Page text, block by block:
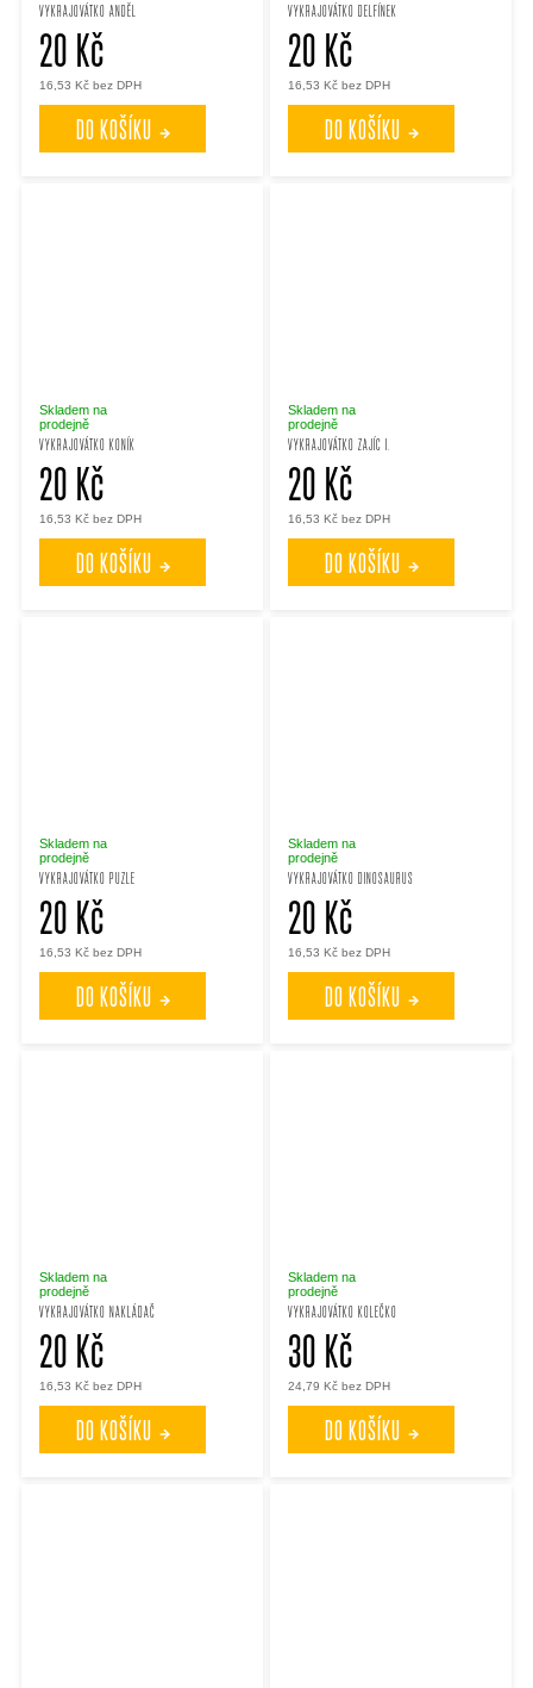
VYKRAJOVÁTKO ANDĚL
16,53 Kč bez DPH
20 Kč
DO KOŠÍKU
VYKRAJOVÁTKO DELFÍNEK
16,53 Kč bez DPH
20 Kč
DO KOŠÍKU
VYKRAJOVÁTKO KONÍK
Skladem na
prodejně
16,53 Kč bez DPH
20 Kč
DO KOŠÍKU
VYKRAJOVÁTKO ZAJÍC I.
Skladem na
prodejně
16,53 Kč bez DPH
20 Kč
DO KOŠÍKU
VYKRAJOVÁTKO PUZLE
Skladem na
prodejně
16,53 Kč bez DPH
20 Kč
DO KOŠÍKU
VYKRAJOVÁTKO DINOSAURUS
Skladem na
prodejně
16,53 Kč bez DPH
20 Kč
DO KOŠÍKU
VYKRAJOVÁTKO NAKLÁDAČ
Skladem na
prodejně
16,53 Kč bez DPH
20 Kč
DO KOŠÍKU
VYKRAJOVÁTKO KOLEČKO
Skladem na
prodejně
24,79 Kč bez DPH
30 Kč
DO KOŠÍKU